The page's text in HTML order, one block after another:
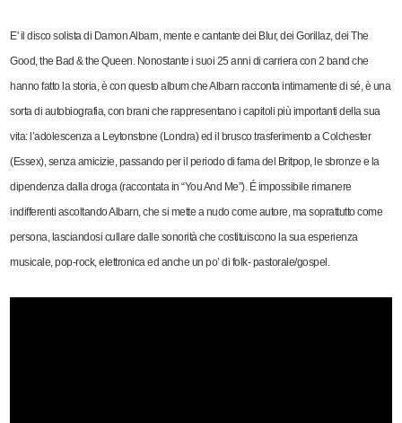
E' il disco solista di Damon Albarn, mente e cantante dei Blur, dei Gorillaz, dei The
Good, the Bad & the Queen. Nonostante i suoi 25 anni di carriera con 2 band che
hanno fatto la storia, è con questo album che Albarn racconta intimamente di sé, è una
sorta di autobiografia, con brani che rappresentano i capitoli più importanti della sua
vita: l’adolescenza a Leytonstone (Londra) ed il brusco trasferimento a Colchester
(Essex), senza amicizie, passando per il periodo di fama del Britpop, le sbronze e la
dipendenza dalla droga (raccontata in “You And Me”). É impossibile rimanere
indifferenti ascoltando Albarn, che si mette a nudo come autore, ma soprattutto come
persona, lasciandosi cullare dalle sonorità che costituiscono la sua esperienza
musicale, pop-rock, elettronica ed anche un po’ di folk- pastorale/gospel.